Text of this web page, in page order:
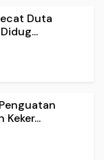
Duta